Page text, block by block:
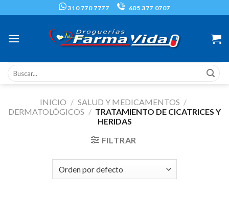
310 770 7777 605 377 0707
Buscar
INICIO / SALUD Y MEDICAMENTOS /
DERMATOLÓGICOS / TRATAMIENTO DE CICATRICES Y
HERIDAS
FILTRAR